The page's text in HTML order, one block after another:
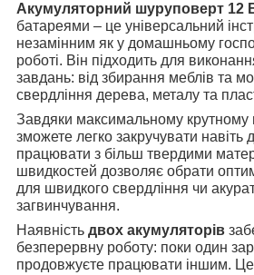
Акумуляторний шуруповерт 12
батареями – це універсальний
незамінним як у домашньому
роботі. Він підходить для
завдань: від збирання меблів та
свердління дерева, металу та
Завдяки максимальному крутному
зможете легко закручувати навіть
працювати з більш твердими
швидкостей дозволяє обрати
для швидкого свердління чи
загвинчування.
Наявність двох акумуляторів
безперервну роботу: поки один
продовжуєте працювати іншим.